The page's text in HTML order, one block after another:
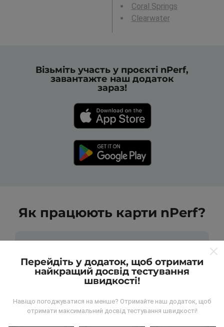
Coral Springs
Clearwater
Візьміть участь у проєкті nPerf,
завантажте наш додаток
зараз!
Як працюють карти nPerf?
Звідки беруться дані?
Дані збираються з тестів, проведених
користувачами програми nPerf. Це випробування,
Перейдіть у додаток, щоб отримати
найкращий досвід тестування
швидкості!
Навіщо погоджуватися на менше? Отримайте наш додаток, щоб
отримати максимальний досвід тестування швидкості!